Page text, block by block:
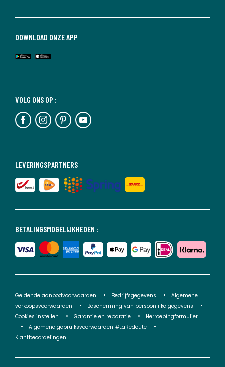
BETALINGSMOGELIJKHEDEN :
LEVERINGSPARTNERS
VOLG ONS OP :
DOWNLOAD ONZE APP
Geldende aanbodvoorwaarden Bedrijfsgegevens
Algemene
verkoopsvoorwaarden
Bescherming van persoonlijke gegevens
Cookies instellen
Garantie en reparatie
Herroepingformulier
Algemene gebruiksvoorwaarden #LaRedoute
Klantbeoordelingen